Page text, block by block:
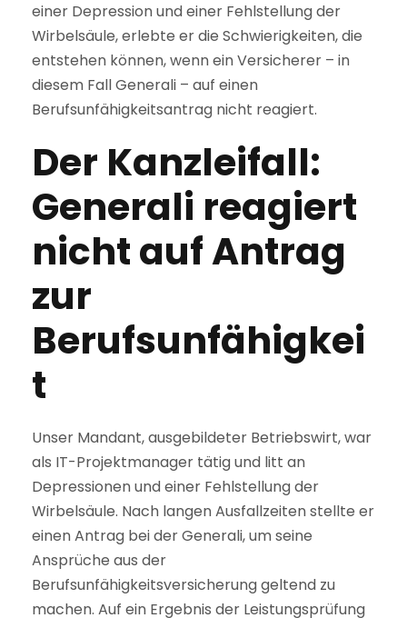
einer Depression und einer Fehlstellung der
Wirbelsäule, erlebte er die Schwierigkeiten, die
entstehen können, wenn ein Versicherer – in
diesem Fall Generali – auf einen
Berufsunfähigkeitsantrag nicht reagiert.
Der Kanzleifall:
Generali reagiert
nicht auf Antrag
zur
Berufsunfähigkei
t
Unser Mandant, ausgebildeter Betriebswirt, war
als IT-Projektmanager tätig und litt an
Depressionen und einer Fehlstellung der
Wirbelsäule. Nach langen Ausfallzeiten stellte er
einen Antrag bei der Generali, um seine
Ansprüche aus der
Berufsunfähigkeitsversicherung geltend zu
machen. Auf ein Ergebnis der Leistungsprüfung